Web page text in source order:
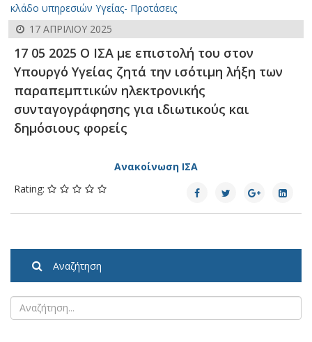
κλάδο υπηρεσιών Υγείας- Προτάσεις
17 ΑΠΡΙΛΊΟΥ 2025
17 05 2025 Ο ΙΣΑ με επιστολή του στον
Υπουργό Υγείας ζητά την ισότιμη λήξη των
παραπεμπτικών ηλεκτρονικής
συνταγογράφησης για ιδιωτικούς και
δημόσιους φορείς
Ανακοίνωση ΙΣΑ
Rating:
Αναζήτηση